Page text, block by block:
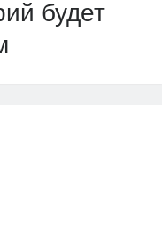
будет